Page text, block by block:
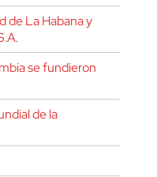
de La Habana y
se fundieron
de la